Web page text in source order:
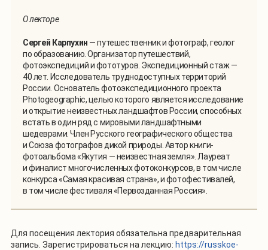
О лекторе
Сергей Карпухин — путешественник и фотограф, геолог
по образованию. Организатор путешествий,
фотоэкспедиций и фототуров. Экспедиционный стаж —
40 лет. Исследователь труднодоступных территорий
России. Основатель фотоэкспедиционного проекта
Photogeographic, целью которого является исследование
и открытие неизвестных ландшафтов России, способных
встать в один ряд с мировыми ландшафтными
шедеврами. Член Русского географического общества
и Союза фотографов дикой природы. Автор книги-
фотоальбома «Якутия — неизвестная земля». Лауреат
и финалист многочисленных фотоконкурсов, в том числе
конкурса «Самая красивая страна», и фотофестивалей,
в том числе фестиваля «Первозданная Россия».
Для посещения лектория обязательна предварительная
запись. Зарегистрироваться на лекцию: https://russkoe-